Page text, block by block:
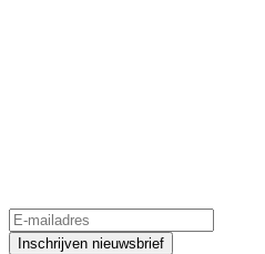
Inschrijven nieuwsbrief